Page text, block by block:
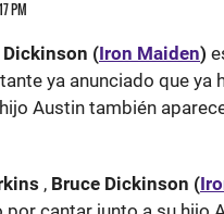
PM
Dickinson (Iron Maiden)
ya anunciado que ya
Austin también
, Bruce Dickinson (